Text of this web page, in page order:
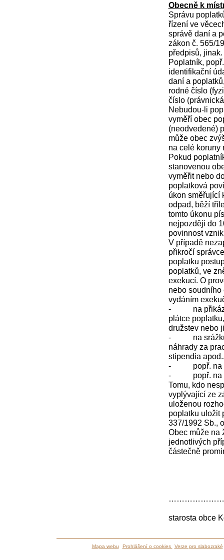
Obecně k
Správu
řízení ve
správě daní a
zákon č. 565/
předpisů, jinak.
Poplatník,
identifikační
daní a
rodné číslo
číslo
Nebudou-li
vyměří obec
(neodvedené)
může obec
na celé koruny
Pokud
stanovenou
vyměřit nebo
poplatková
úkon směřující
odpad, běží
tomto úkonu
nejpozději do
povinnost
V případě
přikročí
poplatku
poplatků, ve
exekucí. O
nebo soudního
vydáním
-
na
plátce
družstev nebo
-
na
náhrady za
stipendia
-
popř.
-
popř.
Tomu, kdo
vyplývající ze
uloženou
poplatku uložit
337/1992 Sb.,
Obec může na
jednotlivých
částečně
starosta obce
Mapa webu Prohlášení o cookies Verze pro slabozraké